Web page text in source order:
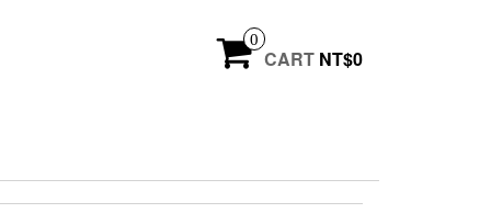
0
CART NT$0